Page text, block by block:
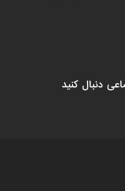
دنبال کنید